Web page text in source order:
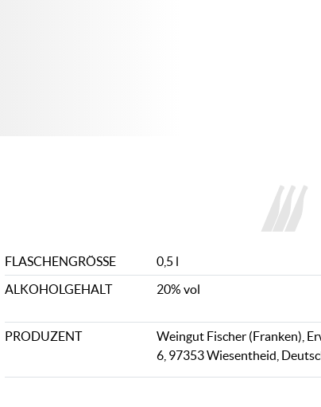
FLASCHENGRÖSSE 0,5 l
ALKOHOLGEHALT
20% vol
PRODUZENT
Weingut Fischer (Franken),
6, 97353 Wiesentheid,